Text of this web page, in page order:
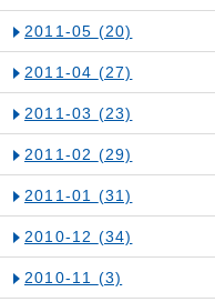
2011-05 (20)
2011-04 (27)
2011-03 (23)
2011-02 (29)
2011-01 (31)
2010-12 (34)
2010-11 (3)